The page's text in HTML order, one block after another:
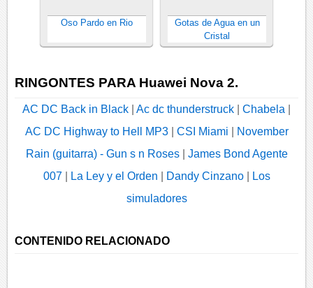
Oso Pardo en Rio
Gotas de Agua en un
Cristal
RINGONTES PARA Huawei Nova 2.
AC DC Back in Black Ac dc thunderstruck Chabela
AC DC Highway to Hell MP3| CSI Miami
November
Rain (guitarra) - Gun s n Roses| James Bond Agente
007| La Ley y el Orden Dandy Cinzano|
Los
simuladores
CONTENIDO RELACIONADO